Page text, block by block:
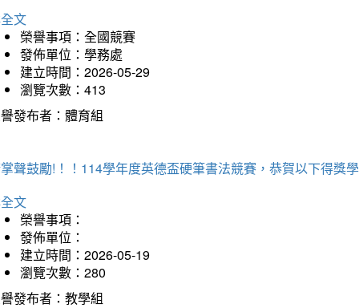
文
榮譽事項：全國競賽
發佈單位：學務處
建立時間：2026-05-29
瀏覽次數：413
發布者：體育組
聲鼓勵!！！114學年度英德盃硬筆書法競賽，恭賀以下得獎
文
榮譽事項：
發佈單位：
建立時間：2026-05-19
瀏覽次數：280
發布者：教學組